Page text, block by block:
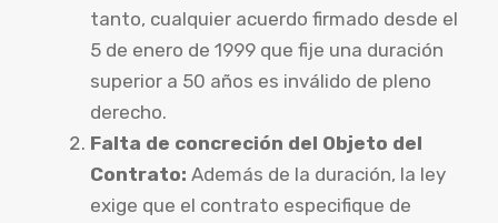
tanto, cualquier acuerdo firmado desde el
5 de enero de 1999 que fije una duración
superior a 50 años es inválido de pleno
derecho.
Falta de concreción del Objeto del
Contrato: Además de la duración, la ley
exige que el contrato especifique de